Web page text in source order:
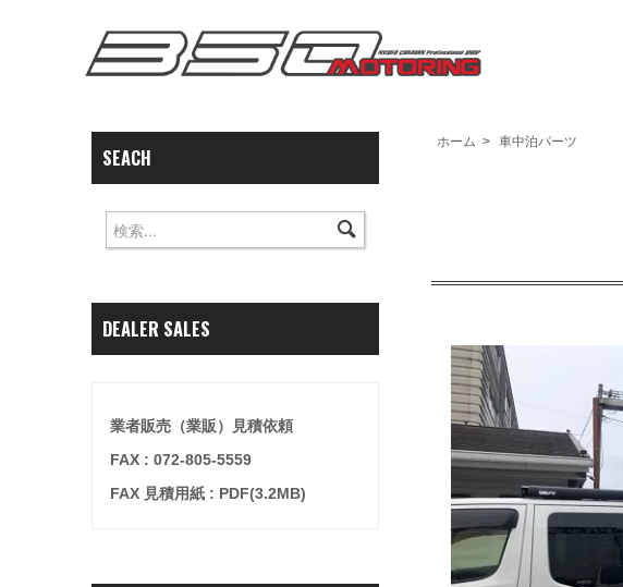
ホーム > 車中泊パーツ
SEACH
DEALER SALES
業者販売（業販）見積依頼
FAX : 072-805-5559
FAX 見積用紙 : PDF(3.2MB)